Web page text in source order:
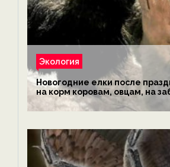
Экология
Новогодние елки после
на корм коровам, овцам, на
обезьянам, львам и
экологии на ECOportal